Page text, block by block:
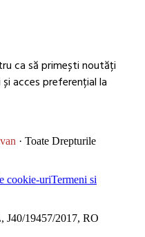
ca să primești noutăți
acces preferențial la
· Toate Drepturile
cookie-uriTermeni si
19457/2017, RO